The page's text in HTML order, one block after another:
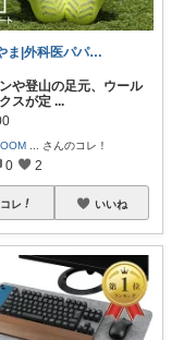
やま|外科医パパ、看護師ママ、娘
ンや登山の足元、ウール
スが定 ...
さんのコレ！
0 2
コレ いいね